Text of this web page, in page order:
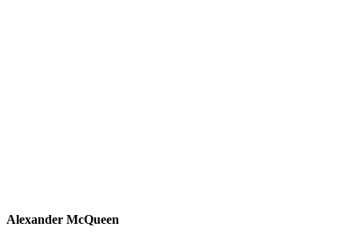
Alexander McQueen